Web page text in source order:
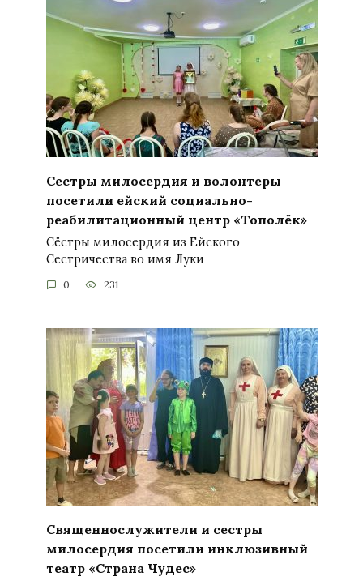
Сестры милосердия и волонтеры
посетили ейский социально-
реабилитационный центр «Тополёк»
Сёстры милосердия из Ейского
Сестричества во имя Луки
0 231
Священнослужители и сестры
милосердия посетили инклюзивный
театр «Страна Чудес»